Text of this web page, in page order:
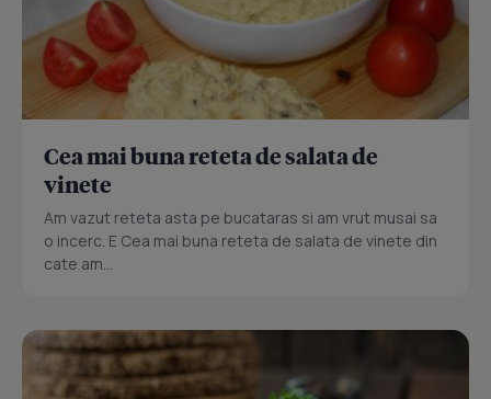
Cea mai buna reteta de salata de
vinete
Am vazut reteta asta pe bucataras si am vrut musai sa
o incerc. E Cea mai buna reteta de salata de vinete din
cate am...